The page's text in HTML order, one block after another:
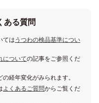
ある質問
ては うつわの検品基準につい
についての記事をご参照くだ
経年変化がみられます。
よくあるご質問からご覧くだ